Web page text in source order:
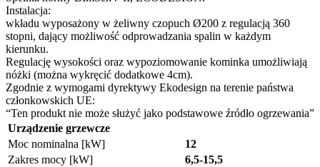
Instalacja:
wkładu wyposażony w żeliwny czopuch Ø200 z regulacją 360
stopni, dający możliwość odprowadzania spalin w każdym
kierunku.
Regulację wysokości oraz wypoziomowanie kominka umożliwiają
nóżki (można wykręcić dodatkowe 4cm).
Zgodnie z wymogami dyrektywy Ekodesign na terenie państwa
członkowskich UE:
“Ten produkt nie może służyć jako podstawowe źródło ogrzewania”
Urządzenie grzewcze
Moc nominalna [kW]
12
Zakres mocy [kW]
6,5-15,5